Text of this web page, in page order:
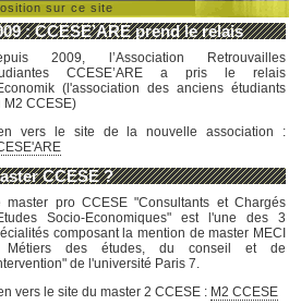
sur ce site
: CCESE’ARE prend le relais
2009, l’Association Retrouvailles
CCESE’ARE a pris le relais
(l'association des anciens étudiants
M2 CCESE)
vers le site de la nouvelle association :
CCESE ?
master pro CCESE "Consultants et Chargés
Socio-Economiques" est l'une des 3
composant la mention de master MECI
des études, du conseil et de
de l'université Paris 7.
vers le site du master 2 CCESE : M2 CCESE